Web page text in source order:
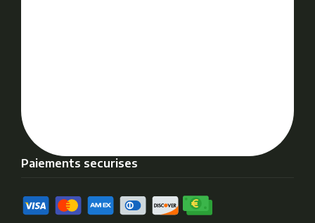
Paiements securises